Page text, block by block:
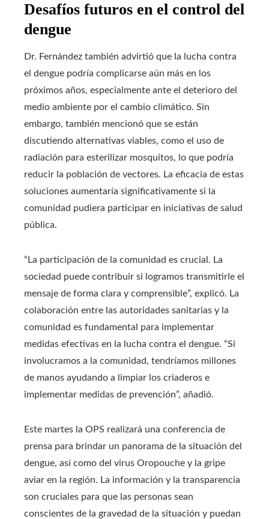
Desafíos futuros en el control del
dengue
Dr. Fernández también advirtió que la lucha contra
el dengue podría complicarse aún más en los
próximos años, especialmente ante el deterioro del
medio ambiente por el cambio climático. Sin
embargo, también mencionó que se están
discutiendo alternativas viables, como el uso de
radiación para esterilizar mosquitos, lo que podría
reducir la población de vectores. La eficacia de estas
soluciones aumentaría significativamente si la
comunidad pudiera participar en iniciativas de salud
pública.
“La participación de la comunidad es crucial. La
sociedad puede contribuir si logramos transmitirle el
mensaje de forma clara y comprensible”, explicó. La
colaboración entre las autoridades sanitarias y la
comunidad es fundamental para implementar
medidas efectivas en la lucha contra el dengue. “Si
involucramos a la comunidad, tendríamos millones
de manos ayudando a limpiar los criaderos e
implementar medidas de prevención”, añadió.
Este martes la OPS realizará una conferencia de
prensa para brindar un panorama de la situación del
dengue, así como del virus Oropouche y la gripe
aviar en la región. La información y la transparencia
son cruciales para que las personas sean
conscientes de la gravedad de la situación y puedan